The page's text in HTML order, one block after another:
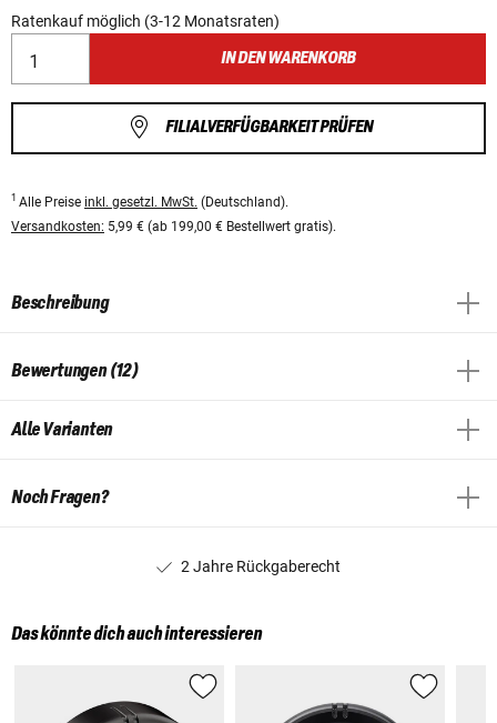
Ratenkauf möglich (3-12 Monatsraten)
IN DEN WARENKORB
FILIALVERFÜGBARKEIT PRÜFEN
1 Alle Preise inkl. gesetzl. MwSt. (Deutschland).
Versandkosten: 5,99 € (ab 199,00 € Bestellwert gratis).
Beschreibung
Bewertungen (12)
Alle Varianten
Noch Fragen?
2 Jahre Rückgaberecht
Das könnte dich auch interessieren